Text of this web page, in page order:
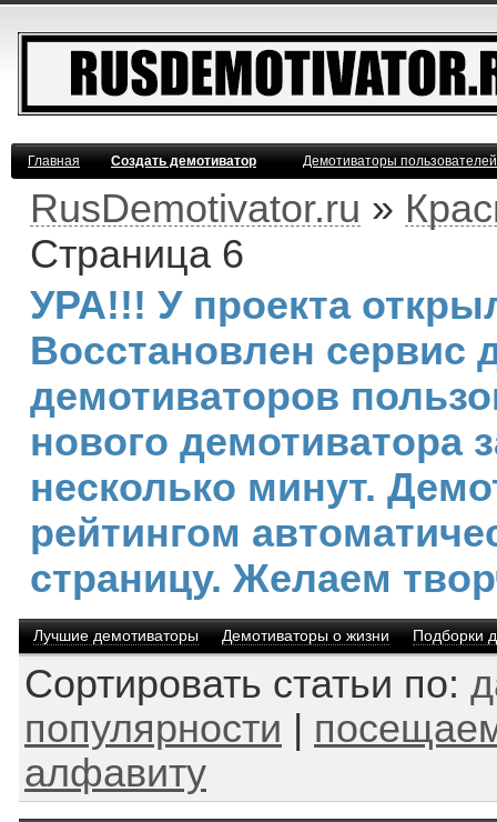
Главная Создать демотиватор Демотиваторы
RusDemotivator.ru »
Страница 6
УРА!!! У проекта
Восстановлен сервис
демотиваторов
нового демотиватора
несколько минут.
рейтингом
страницу. Желаем
Лучшие демотиваторы Демотиваторы о жизни Подборки
Сортировать статьи по:
популярности
алфавиту